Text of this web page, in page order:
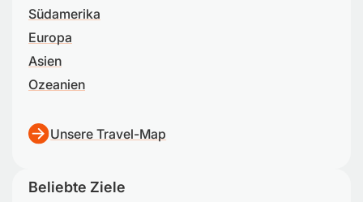
Südamerika
Europa
Asien
Ozeanien
Unsere Travel-Map
Beliebte Ziele